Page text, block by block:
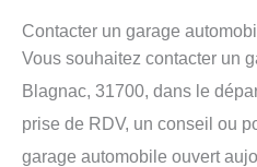
Contacter un garage
Vous souhaitez contacter un
Blagnac, 31700, dans le
prise de RDV, un conseil ou
garage automobile ouvert